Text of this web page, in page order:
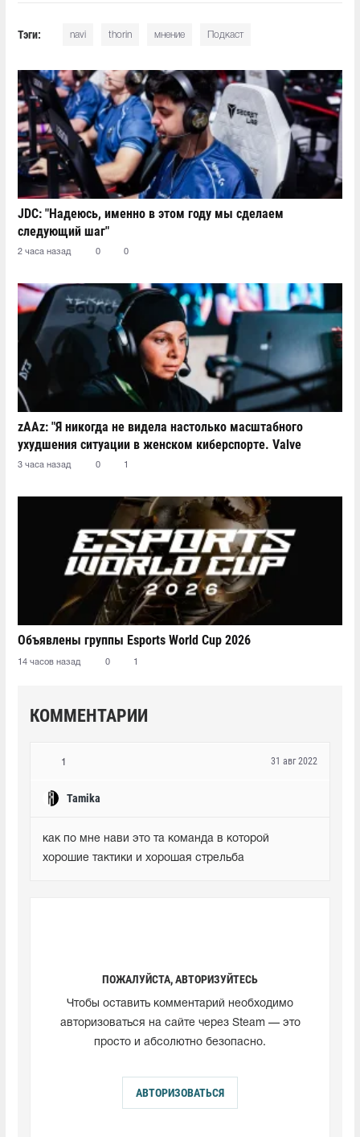
Тэги: navi thorin мнение Подкаст
JDC: "Надеюсь, именно в этом году мы сделаем
следующий шаг"
2 часа назад 0 0
zAAz: "Я никогда не видела настолько масштабного
ухудшения ситуации в женском киберспорте. Valve
должно быть стыдно"
3 часа назад 0 1
Объявлены группы Esports World Cup 2026
14 часов назад 0 1
КОММЕНТАРИИ
1
Tamika
31 авг 2022
как по мне нави это та команда в которой
хорошие тактики и хорошая стрельба
ПОЖАЛУЙСТА, АВТОРИЗУЙТЕСЬ
Чтобы оставить комментарий необходимо
авторизоваться на сайте через Steam — это
просто и абсолютно безопасно.
АВТОРИЗОВАТЬСЯ